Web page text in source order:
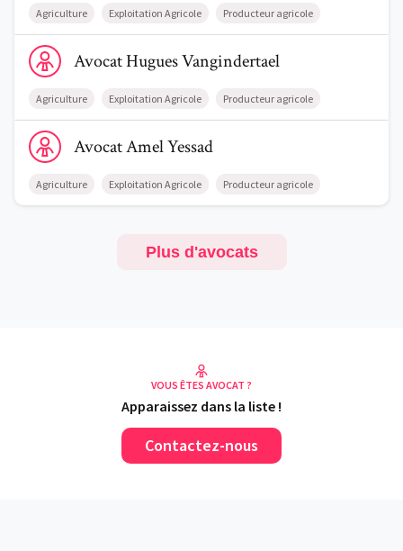
Agriculture Exploitation Agricole Producteur agricole
Voir le profil de AvocatHugues Vangindertael
AvocatHuguesVangindertael
Agriculture Exploitation Agricole Producteur agricole
Voir le profil de AvocatAmel Yessad
AvocatAmelYessad
Agriculture Exploitation Agricole Producteur agricole
Plus d'avocats
VOUS ÊTES AVOCAT ?
Apparaissez dans la liste !
Contactez-nous